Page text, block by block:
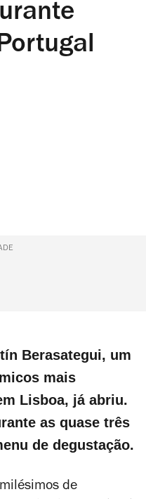
Berasategui, um
mais
Lisboa, já abriu.
as quase três
de degustação.
de